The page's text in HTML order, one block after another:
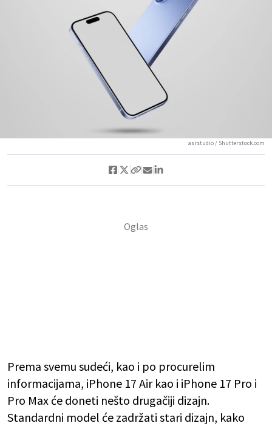
asrstudio / Shutterstock.com
Prema svemu sudeći, kao i po procurelim
informacijama, iPhone 17 Air kao i iPhone 17 Pro i
Pro Max će doneti nešto drugačiji dizajn.
Standardni model će zadržati stari dizajn, kako